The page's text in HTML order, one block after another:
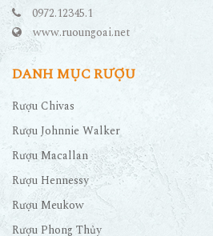
0972.12345.1
www.ruoungoai.net
DANH MỤC RƯỢU
Rượu Chivas
Rượu Johnnie Walker
Rượu Macallan
Rượu Hennessy
Rượu Meukow
Rượu Phong Thủy